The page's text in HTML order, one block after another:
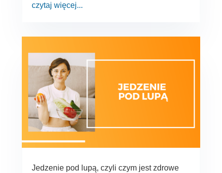
czytaj więcej...
Jedzenie pod lupą, czyli czym jest zdrowe